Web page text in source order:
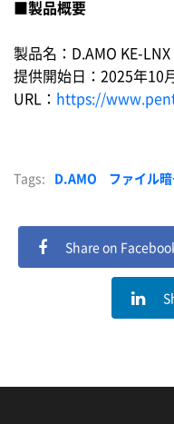
■製品概要
製品名：D.AMO KE-LNX
提供開始日：2025年10
URL：
https://
Tags: D.AMO ファイル
Share on